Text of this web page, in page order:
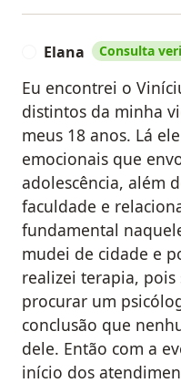
Elana Consulta
Eu encontrei o
distintos da minha
meus 18 anos. Lá
emocionais que
adolescência, além
faculdade e
fundamental
mudei de cidade e
realizei terapia,
procurar um
conclusão que
dele. Então com a
início dos